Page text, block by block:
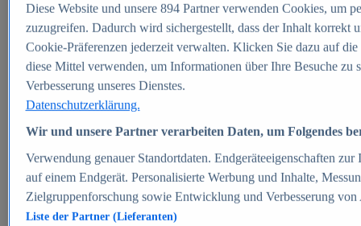
Zum Report
E-commerce
Beliebte Statistiken
Aktuelle Statistiken
E-Commerce - Entwicklung des Umsatzes in
Deutschland 1999-2025
Umsatz von Amazon in Deutschland und weltweit
2010-2025
B2C-E-Commerce: Top-50 Online Shops in
Deutschland 2024
Marktanteile von Online-Zahlungsverfahren in
Deutschland 2024
Umsatzstarke Warengruppen im Online-Handel in
Deutschland 2023-2025
Diese Website und unsere 894Partner verwenden Cookies, um
zuzugreifen. Dadurch wird sichergestellt, dass der Inhalt korrekt
Cookie-Präferenzen jederzeit verwalten. Klicken Sie dazu auf
diese Mittel verwenden, um Informationen über Ihre Besuche
Verbesserung unseres Dienstes.
Datenschutzerklärung.
Wir und unsere Partner verarbeiten Daten, um Folgendes
Verwendung genauer Standortdaten. Endgeräteeigenschaften
auf einem Endgerät. Personalisierte Werbung und Inhalte,
Zielgruppenforschung sowie Entwicklung und Verbesserung von
Liste der Partner (Lieferanten)